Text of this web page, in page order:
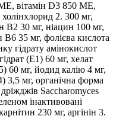
вітамін D3 850 ME,
2. 300 мг,
В2 30 мг, ніацин 100 мг,
В6 35 мг, фолієва кислота
гідрату амінокислот
(E1) 60 мг, xелат
60 мг, йодид калію 4 мг,
3,5 мг, органічна форма
Saccharomyces
інактивовані
230 мг, аргінін 3.